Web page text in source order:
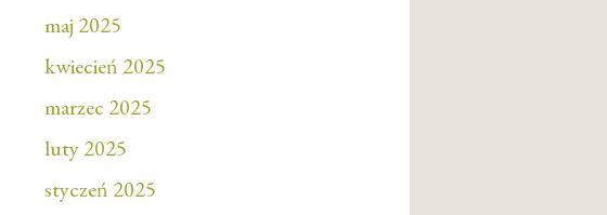
maj 2025
kwiecień 2025
marzec 2025
luty 2025
styczeń 2025